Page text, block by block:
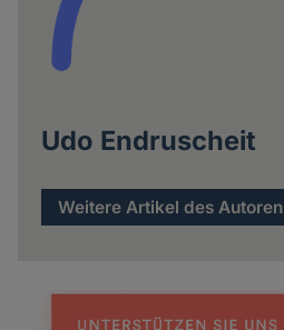
Udo Endruscheit
Weitere Artikel des Autoren